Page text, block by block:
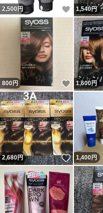
2,500 円 いいね！
1,540円
800円 いいね！
1,600円
2,680円 いいね！
1,400円